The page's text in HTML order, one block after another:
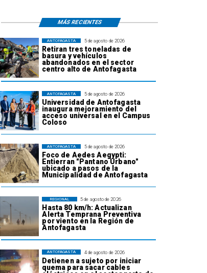
5 de agosto de 2026
Retiran tres toneladas de
basura y vehículos
abandonados en el sector
centro alto de Antofagasta
ANTOFAGASTA
5 de agosto de 2026
Universidad de Antofagasta
inaugura mejoramiento del
acceso universal en el Campus
Coloso
ANTOFAGASTA
5 de agosto de 2026
Foco de Aedes Aegypti:
Entierran "Pantano Urbano"
ubicado a pasos de la
Municipalidad de Antofagasta
ANTOFAGASTA
5 de agosto de 2026
Hasta 80 km/h: Actualizan
Alerta Temprana Preventiva
por viento en la Región de
Antofagasta
REGIONAL
4 de agosto de 2026
Detienen a sujeto por iniciar
quema para sacar cables
ANTOFAGASTA
MÁS RECIENTES